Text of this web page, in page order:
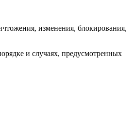
изменения, блокирования,
и случаях, предусмотренных